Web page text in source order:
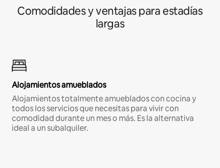
Comodidades y ventajas para estadías
largas
Alojamientos amueblados
Alojamientos totalmente amueblados con cocina y
todos los servicios que necesitas para vivir con
comodidad durante un mes o más. Es la alternativa
ideal a un subalquiler.